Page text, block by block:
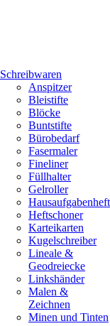
Schreibwaren
Anspitzer
Bleistifte
Blöcke
Buntstifte
Bürobedarf
Fasermaler
Fineliner
Füllhalter
Gelroller
Hausaufgabenheft
Heftschoner
Karteikarten
Kugelschreiber
Lineale &
Geodreiecke
Linkshänder
Malen &
Zeichnen
Minen und Tinten